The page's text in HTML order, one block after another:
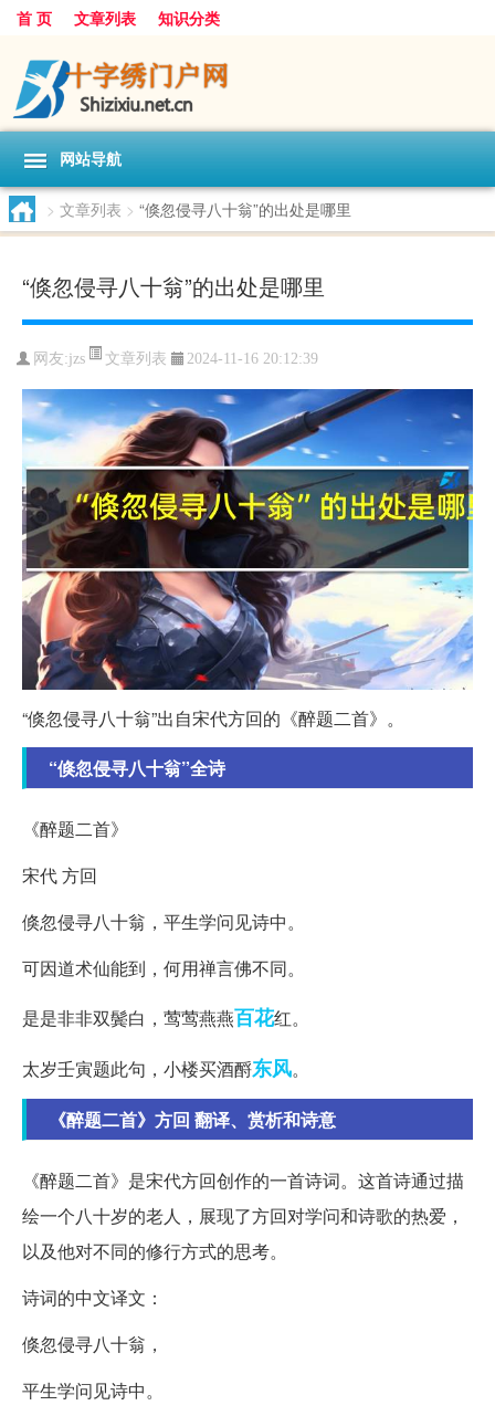
首 页 文章列表 知识分类
网站导航
> 文章列表 > “倏忽侵寻八十翁”的出处是哪里
“倏忽侵寻八十翁”的出处是哪里
网友:jzs 文章列表 2024-11-16 20:12:39
“倏忽侵寻八十翁”出自宋代方回的《醉题二首》。
“倏忽侵寻八十翁”全诗
《醉题二首》
宋代 方回
倏忽侵寻八十翁，平生学问见诗中。
可因道术仙能到，何用禅言佛不同。
是是非非双鬓白，莺莺燕燕百花红。
太岁壬寅题此句，小楼买酒酹东风。
《醉题二首》方回 翻译、赏析和诗意
《醉题二首》是宋代方回创作的一首诗词。这首诗通过描
绘一个八十岁的老人，展现了方回对学问和诗歌的热爱，
以及他对不同的修行方式的思考。
诗词的中文译文：
倏忽侵寻八十翁，
平生学问见诗中。